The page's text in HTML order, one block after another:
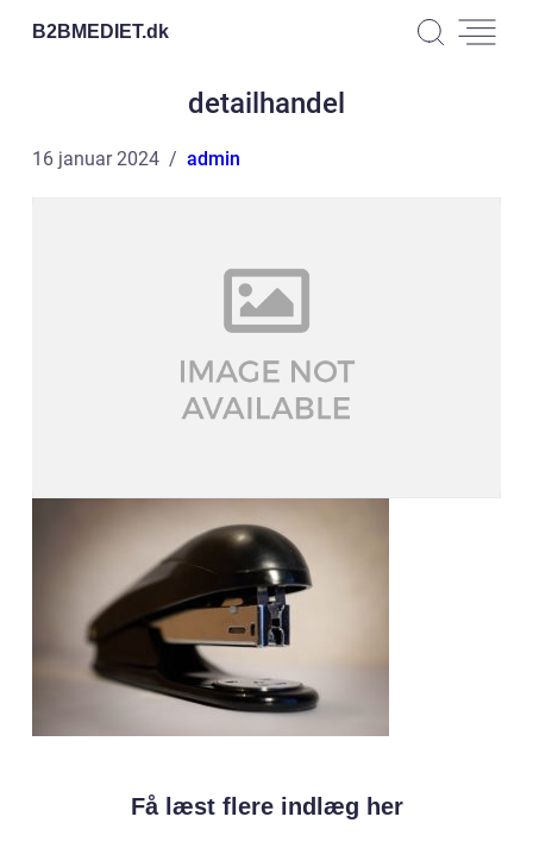
B2BMEDIET.dk
detailhandel
16 januar 2024 admin
Få læst flere indlæg her